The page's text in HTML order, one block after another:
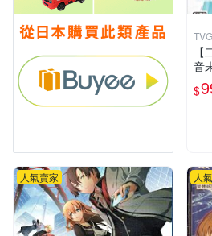
中店
音
$
人氣賣家 人